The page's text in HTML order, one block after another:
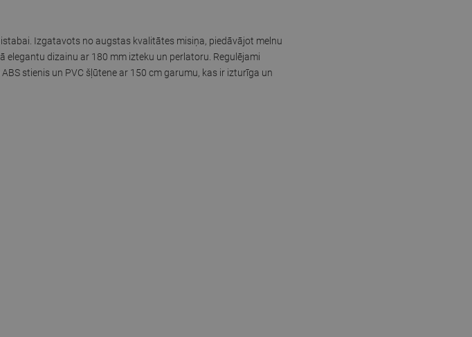
Izgatavots no augstas kvalitātes misiņa, piedāvājot melnu
dizainu ar 180 mm izteku un perlatoru. Regulējami
stienis un PVC šļūtene ar 150 cm garumu, kas ir izturīga un